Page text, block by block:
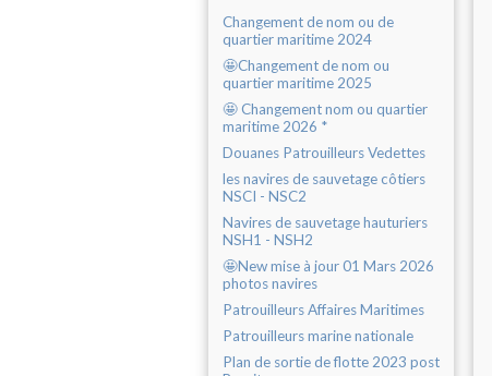
Changement de nom ou de
quartier maritime 2024
🤩Changement de nom ou
quartier maritime 2025
🤩 Changement nom ou quartier
maritime 2026 *
Douanes Patrouilleurs Vedettes
les navires de sauvetage côtiers
NSCI - NSC2
Navires de sauvetage hauturiers
NSH1 - NSH2
🤩New mise à jour 01 Mars 2026
photos navires
Patrouilleurs Affaires Maritimes
Patrouilleurs marine nationale
Plan de sortie de flotte 2023 post